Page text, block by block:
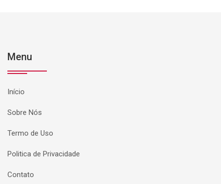
Menu
Início
Sobre Nós
Termo de Uso
Politica de Privacidade
Contato